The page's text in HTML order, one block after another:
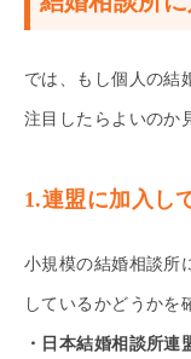
では、もし個人の結
注目したらよいのか
1.連盟に加入し
小規模の結婚相談所
しているかどうかを
・日本結婚相談所連